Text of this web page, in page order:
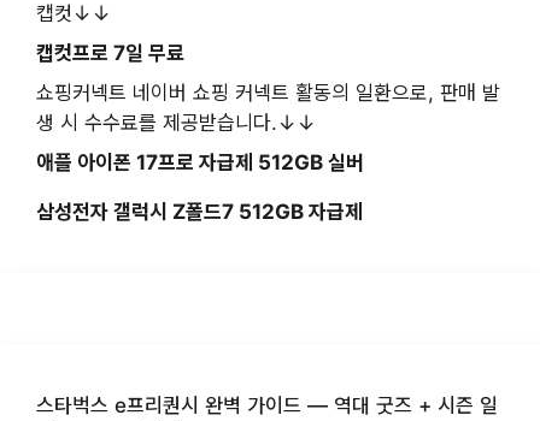
캡컷↓↓
캡컷프로 7일 무료
쇼핑커넥트 네이버 쇼핑 커넥트 활동의 일환으로, 판매 발
생 시 수수료를 제공받습니다.↓↓
애플 아이폰 17프로 자급제 512GB 실버
삼성전자 갤럭시 Z폴드7 512GB 자급제
스타벅스 e프리퀀시 완벽 가이드 — 역대 굿즈 + 시즌 일